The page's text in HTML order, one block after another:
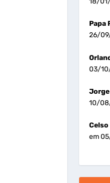
Papa
26/
03/
10/
em